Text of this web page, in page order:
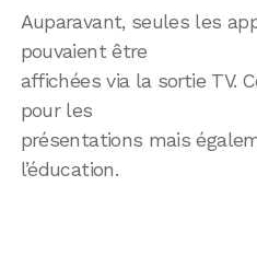
Auparavant, seules les
pouvaient être
affichées via la sortie TV.
pour les
présentations mais
l’éducation.